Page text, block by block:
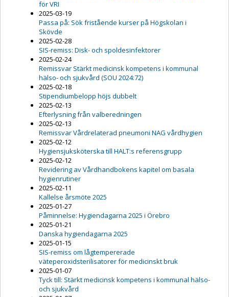
för VRI
2025-03-19
Passa på: Sök fristående kurser på Högskolan i
Skövde
2025-02-28
SIS-remiss: Disk- och spoldesinfektorer
2025-02-24
Remissvar Stärkt medicinsk kompetens i kommunal
hälso- och sjukvård (SOU 2024:72)
2025-02-18
Stipendiumbelopp höjs dubbelt
2025-02-13
Efterlysning från valberedningen
2025-02-13
Remissvar Vårdrelaterad pneumoni NAG vårdhygien
2025-02-12
Hygiensjuksköterska till HALT:s referensgrupp
2025-02-12
Revidering av Vårdhandbokens kapitel om basala
hygienrutiner
2025-02-11
Kallelse årsmöte 2025
2025-01-27
Påminnelse: Hygiendagarna 2025 i Örebro
2025-01-21
Danska hygiendagarna 2025
2025-01-15
SIS-remiss om lågtempererade
väteperoxidsterilisatorer för medicinskt bruk
2025-01-07
Tyck till: Stärkt medicinsk kompetens i kommunal hälso-
och sjukvård